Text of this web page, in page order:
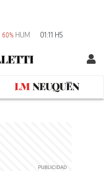
60% HUM 01:11 HS